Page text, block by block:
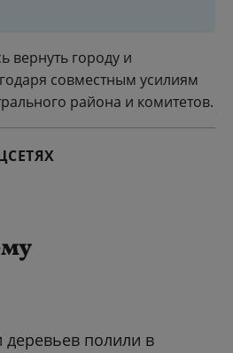
вернуть городу и
совместным усилиям
района и комитетов.
полили в